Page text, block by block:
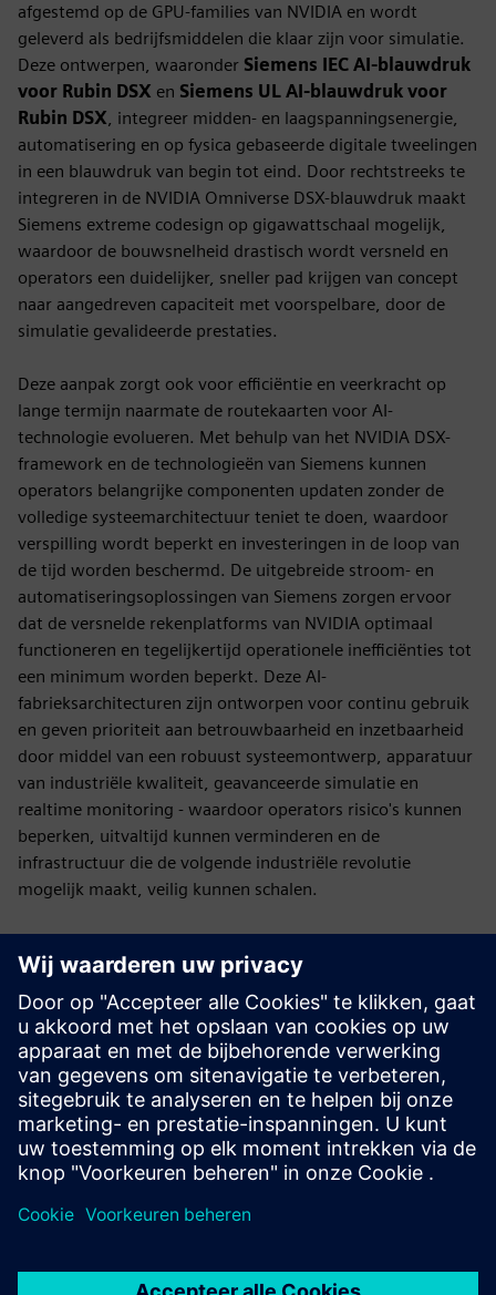
afgestemd op de GPU-families van NVIDIA en wordt
geleverd als bedrijfsmiddelen die klaar zijn voor simulatie.
Deze ontwerpen, waaronder Siemens IEC AI-blauwdruk
voor Rubin DSX en Siemens UL AI-blauwdruk voor
Rubin DSX, integreer midden- en laagspanningsenergie,
automatisering en op fysica gebaseerde digitale tweelingen
in een blauwdruk van begin tot eind. Door rechtstreeks te
integreren in de NVIDIA Omniverse DSX-blauwdruk maakt
Siemens extreme codesign op gigawattschaal mogelijk,
waardoor de bouwsnelheid drastisch wordt versneld en
operators een duidelijker, sneller pad krijgen van concept
naar aangedreven capaciteit met voorspelbare, door de
simulatie gevalideerde prestaties.
Deze aanpak zorgt ook voor efficiëntie en veerkracht op
lange termijn naarmate de routekaarten voor AI-
technologie evolueren. Met behulp van het NVIDIA DSX-
framework en de technologieën van Siemens kunnen
operators belangrijke componenten updaten zonder de
volledige systeemarchitectuur teniet te doen, waardoor
verspilling wordt beperkt en investeringen in de loop van
de tijd worden beschermd. De uitgebreide stroom- en
automatiseringsoplossingen van Siemens zorgen ervoor
dat de versnelde rekenplatforms van NVIDIA optimaal
functioneren en tegelijkertijd operationele inefficiënties tot
een minimum worden beperkt. Deze AI-
fabrieksarchitecturen zijn ontworpen voor continu gebruik
en geven prioriteit aan betrouwbaarheid en inzetbaarheid
door middel van een robuust systeemontwerp, apparatuur
van industriële kwaliteit, geavanceerde simulatie en
realtime monitoring - waardoor operators risico's kunnen
beperken, uitvaltijd kunnen verminderen en de
infrastructuur die de volgende industriële revolutie
mogelijk maakt, veilig kunnen schalen.
beperkingen en reële planningen. Van de chip... naar het
rack... naar de AI-fabriek... naar het raster... elke laag is
belangrijk. Siemens en NVIDIA ontwikkelen de
infrastructuur voor de volgende generatie DSX AI-
fabrieken.
Gepubliceerd: 16 maart 2026